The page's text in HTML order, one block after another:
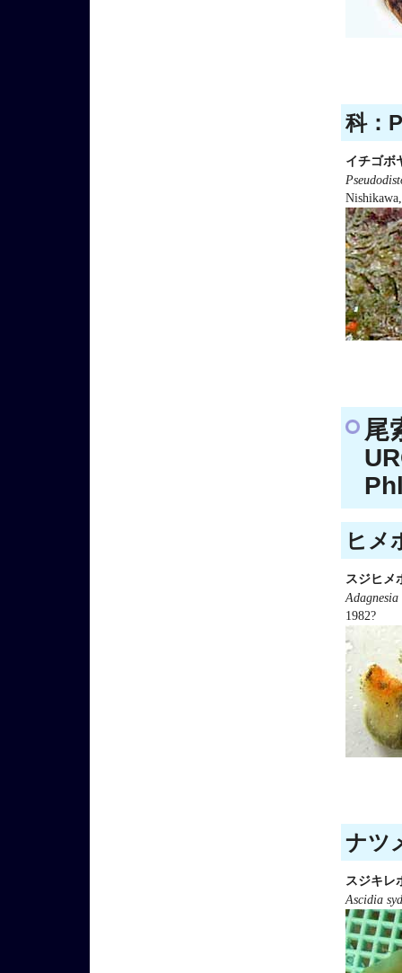
科：
イチゴボ
尾
ヒメ
スジヒメ
1982?
ナツ
スジキレ
Ascidia